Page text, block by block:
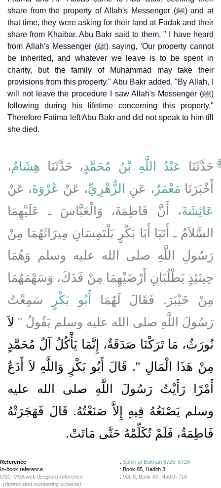
share from the property of Allah's Messenger (ﷺ) and at
that time, they were asking for their land at Fadak and their
share from Khaibar. Abu Bakr said to them, " I have heard
from Allah's Messenger (ﷺ) saying, 'Our property cannot
be inherited, and whatever we leave is to be spent in
charity, but the family of Muhammad may take their
provisions from this property." Abu Bakr added, "By Allah, I
will not leave the procedure I saw Allah's Messenger (ﷺ)
following during his lifetime concerning this property."
Therefore Fatima left Abu Bakr and did not speak to him till
she died.
حَدَّثَنَا عَبْدُ اللَّهِ بْنُ مُحَمَّدٍ، حَدَّثَنَا هِشَامٌ،
أَخْبَرَنَا مَعْمَرٌ ، عَنِ الزُّهْرِيِّ، عَنْ عُرْوَةَ، عَنْ
عَائِشَةَ، أَنَّ فَاطِمَةَ، وَالْعَبَّاسَ ـ عَلَيْهِمَا
السَّلاَمُ ـ أَتَيَا أَبَا بَكْرٍ يَلْتَمِسَانِ مِيرَاثَهُمَا مِنْ
رَسُولِ اللَّهِ صلى الله عليه وسلم وَهُمَا
حِينَئِذٍ يَطْلُبَانِ أَرْضَيْهِمَا مِنْ فَدَكَ، وَسَهْمَهُمَا
مِنْ خَيْبَرَ‏.‏ فَقَالَ لَهُمَا
أَبُو بَكْرٍ
سَمِعْتُ
رَسُولَ اللَّهِ صلى الله عليه وسلم يَقُولُ ‏"‏ لاَ
نُورَثُ، مَا تَرَكْنَا صَدَقَةٌ، إِنَّمَا يَأْكُلُ آلُ مُحَمَّدٍ
مِنْ هَذَا الْمَالِ ‏"‏‏.‏ قَالَ أَبُو بَكْرٍ وَاللَّهِ لاَ أَدَعُ
أَمْرًا رَأَيْتُ رَسُولَ اللَّهِ صلى الله عليه
وسلم يَصْنَعُهُ فِيهِ إِلاَّ صَنَعْتُهُ‏.‏ قَالَ فَهَجَرَتْهُ
فَاطِمَةُ، فَلَمْ تُكَلِّمْهُ حَتَّى مَاتَتْ‏.‏
Reference : Sahih al-Bukhari 6725, 6726
In-book reference
: Book 85, Hadith 3
USC-MSA web (English) reference
: Vol. 8, Book 80, Hadith 718
(deprecated numbering scheme)